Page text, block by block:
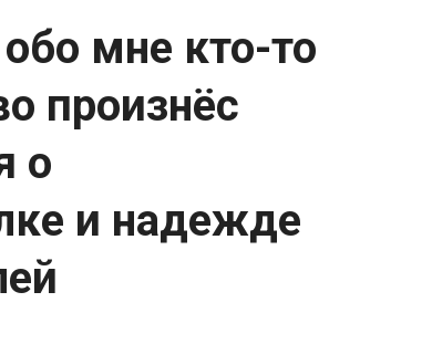
мне кто-то
произнёс
о
и надежде